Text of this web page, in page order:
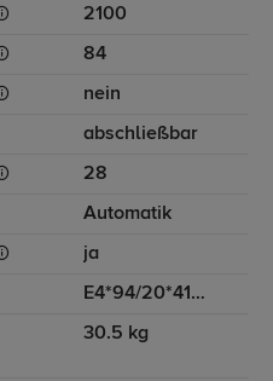
2100
84
nein
abschließbar
28
Automatik
ja
E4*94/20*4129*00
30.5 kg